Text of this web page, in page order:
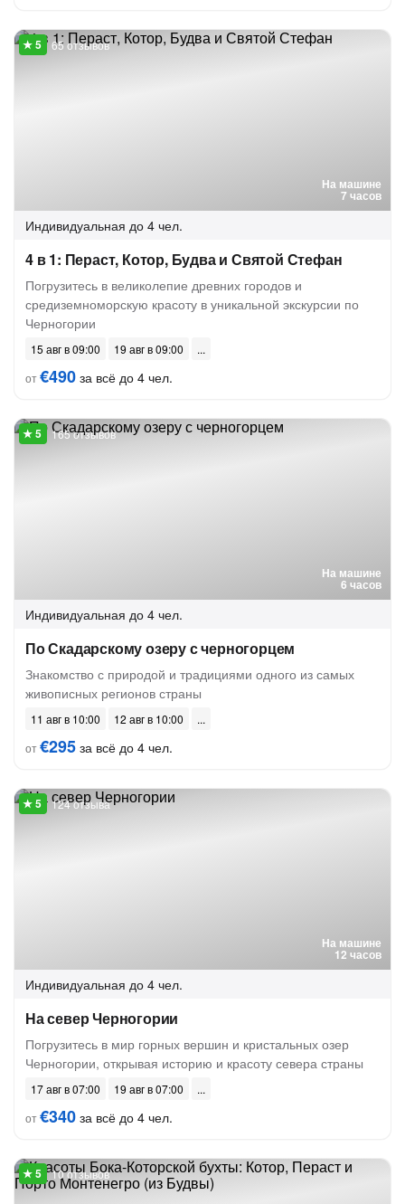
На машине
7 часов
65 отзывов
Индивидуальная до 4 чел.
4 в 1: Пераст, Котор, Будва и Святой Стефан
Погрузитесь в великолепие древних городов и
средиземноморскую красоту в уникальной экскурсии по
Черногории
15 авг в 09:00
19 авг в 09:00
от€490 за всё до 4 чел.
На машине
6 часов
165 отзывов
Индивидуальная до 4 чел.
По Скадарскому озеру с черногорцем
Знакомство с природой и традициями одного из самых
живописных регионов страны
11 авг в 10:00
12 авг в 10:00
от€295 за всё до 4 чел.
На машине
12 часов
124 отзыва
Индивидуальная до 4 чел.
На север Черногории
Погрузитесь в мир горных вершин и кристальных озер
Черногории, открывая историю и красоту севера страны
17 авг в 07:00
19 авг в 07:00
от€340 за всё до 4 чел.
10 отзывов